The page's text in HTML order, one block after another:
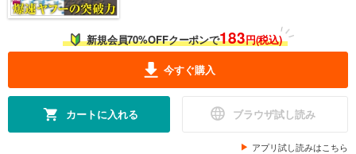
新規会員70%OFFクーポンで183円(税込)
今すぐ購入
カートに入れる ブラウザ試し読み
アプリ試し読みはこちら